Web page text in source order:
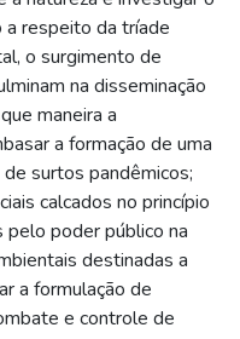
respeito da tríade
o surgimento de
na disseminação
maneira a
a formação de uma
surtos pandêmicos;
calcados no princípio
pelo poder público na
destinadas a
a formulação de
e controle de